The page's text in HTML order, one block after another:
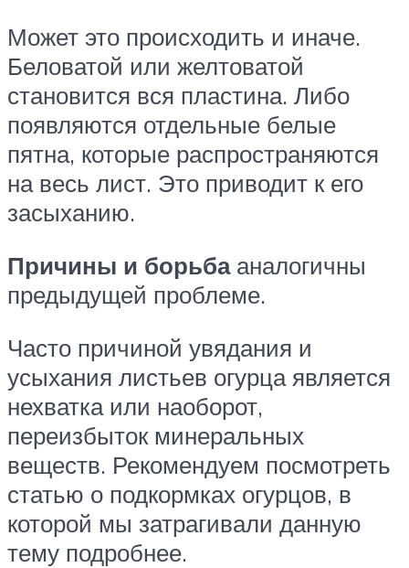
Может это происходить и иначе.
Беловатой или желтоватой
становится вся пластина. Либо
появляются отдельные белые
пятна, которые распространяются
на весь лист. Это приводит к его
засыханию.
Причины и борьбааналогичны
предыдущей проблеме.
Часто причиной увядания и
усыхания листьев огурца является
нехватка или наоборот,
переизбыток минеральных
веществ. Рекомендуем посмотреть
статью о подкормках огурцов, в
которой мы затрагивали данную
тему подробнее.